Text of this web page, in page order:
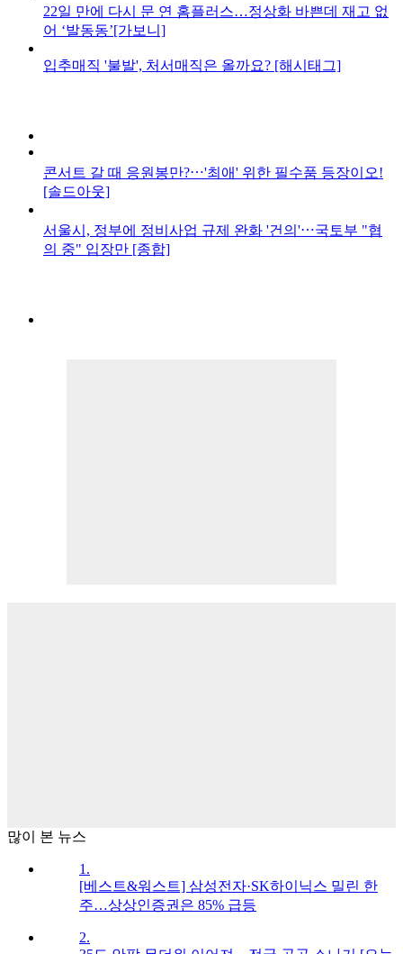
22일 만에 다시 문 연 홈플러스…정상화 바쁜데 재고 없
어 ‘발동동’[가보니]
입추매직 '불발', 처서매직은 올까요? [해시태그]
콘서트 갈 때 응원봉만?⋯'최애' 위한 필수품 등장이오!
[솔드아웃]
서울시, 정부에 정비사업 규제 완화 '건의'⋯국토부 "협
의 중" 입장만 [종합]
많이 본 뉴스
1.
[베스트&워스트] 삼성전자·SK하이닉스 밀린 한
주…상상인증권은 85% 급등
2.